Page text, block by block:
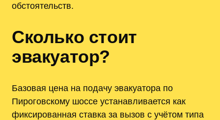
обстоятельств.
Сколько стоит
эвакуатор?
Базовая цена на подачу эвакуатора по
Пироговскому шоссе устанавливается как
фиксированная ставка за вызов с учётом типа